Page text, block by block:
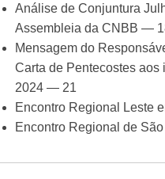
Análise de Conjuntura
Assembleia da CNBB —
Mensagem do
Carta de Pentecostes aos
2024 — 21
Encontro Regional Leste
Encontro Regional de